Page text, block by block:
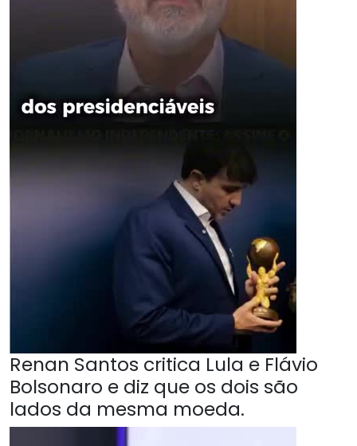
Renan Santos critica Lula e Flávio
Bolsonaro e diz que os dois são
lados da mesma moeda.